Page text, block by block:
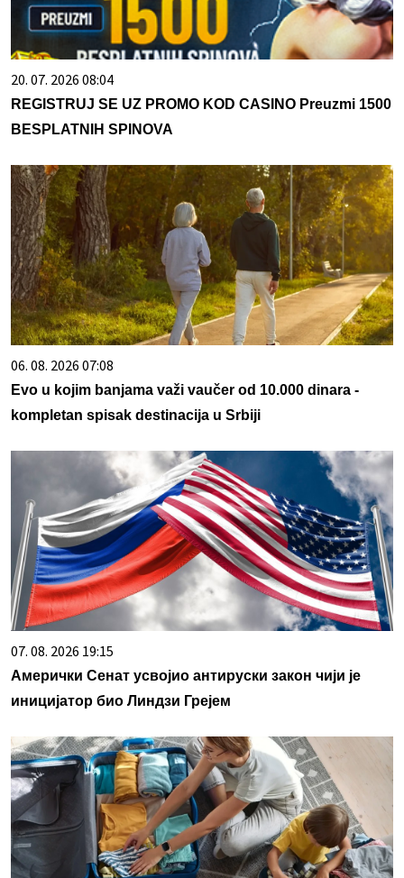
20. 07. 2026 08:04
REGISTRUJ SE UZ PROMO KOD CASINO Preuzmi 1500
BESPLATNIH SPINOVA
06. 08. 2026 07:08
Evo u kojim banjama važi vaučer od 10.000 dinara -
kompletan spisak destinacija u Srbiji
07. 08. 2026 19:15
Амерички Сенат усвојио антируски закон чији је
иницијатор био Линдзи Грејем